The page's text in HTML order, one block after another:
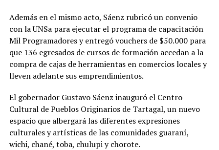
Además en el mismo acto, Sáenz rubricó un convenio
con la UNSa para ejecutar el programa de capacitación
Mil Programadores y entregó vouchers de $50.000 para
que 136 egresados de cursos de formación accedan a la
compra de cajas de herramientas en comercios locales y
lleven adelante sus emprendimientos.
El gobernador Gustavo Sáenz inauguró el Centro
Cultural de Pueblos Originarios de Tartagal, un nuevo
espacio que albergará las diferentes expresiones
culturales y artísticas de las comunidades guaraní,
wichi, chané, toba, chulupi y chorote.